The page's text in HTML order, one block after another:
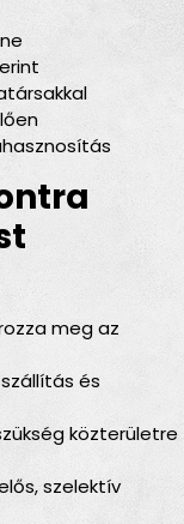
meg az
és
közterületre
szelektív